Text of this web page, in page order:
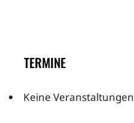
TERMINE
Keine Veranstaltungen